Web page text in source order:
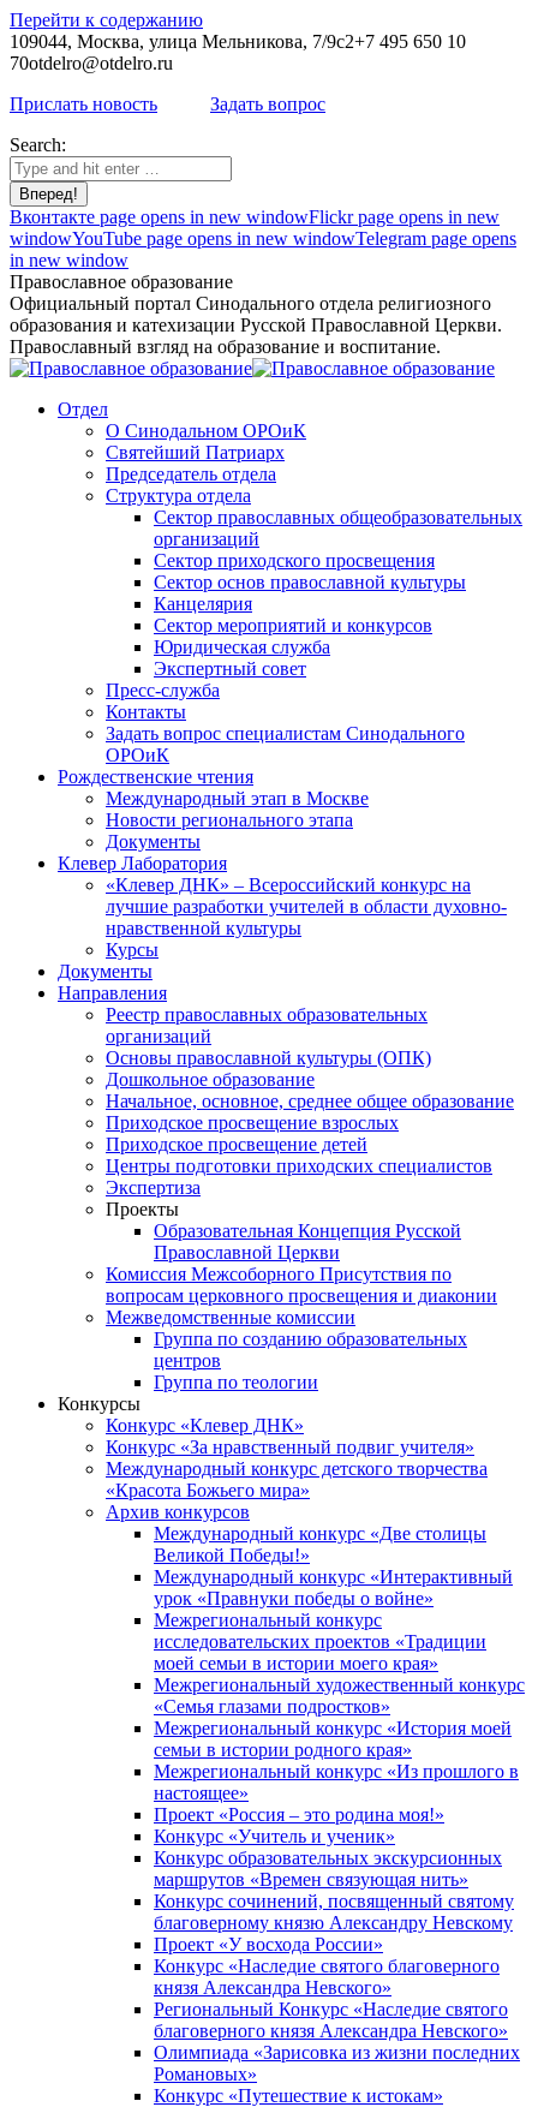
Перейти к содержанию
109044, Москва, улица Мельникова, 7/9с2+7 495 650 10
70otdelro@otdelro.ru
Прислать новость
Задать вопрос
Search:
Вконтакте page opens in new windowFlickr page opens in new
windowYouTube page opens in new windowTelegram page opens
in new window
Православное образование
Официальный портал Синодального отдела религиозного
образования и катехизации Русской Православной Церкви.
Православный взгляд на образование и воспитание.
Отдел
О Синодальном ОРОиК
Святейший Патриарх
Председатель отдела
Структура отдела
Сектор православных общеобразовательных
организаций
Сектор приходского просвещения
Сектор основ православной культуры
Канцелярия
Сектор мероприятий и конкурсов
Юридическая служба
Экспертный совет
Пресс-служба
Контакты
Задать вопрос специалистам Синодального
ОРОиК
Рождественские чтения
Международный этап в Москве
Новости регионального этапа
Документы
Клевер Лаборатория
«Клевер ДНК» – Всероссийский конкурс на
лучшие разработки учителей в области духовно-
нравственной культуры
Курсы
Документы
Направления
Реестр православных образовательных
организаций
Основы православной культуры (ОПК)
Дошкольное образование
Начальное, основное, среднее общее образование
Приходское просвещение взрослых
Приходское просвещение детей
Центры подготовки приходских специалистов
Экспертиза
Проекты
Образовательная Концепция Русской
Православной Церкви
Комиссия Межсоборного Присутствия по
вопросам церковного просвещения и диаконии
Межведомственные комиссии
Группа по созданию образовательных
центров
Группа по теологии
Конкурсы
Конкурс «Клевер ДНК»
Конкурс «За нравственный подвиг учителя»
Международный конкурс детского творчества
«Красота Божьего мира»
Архив конкурсов
Международный конкурс «Две столицы
Великой Победы!»
Международный конкурс «Интерактивный
урок «Правнуки победы о войне»
Межрегиональный конкурс
исследовательских проектов «Традиции
моей семьи в истории моего края»
Межрегиональный художественный конкурс
«Семья глазами подростков»
Межрегиональный конкурс «История моей
семьи в истории родного края»
Межрегиональный конкурс «Из прошлого в
настоящее»
Проект «Россия – это родина моя!»
Конкурс «Учитель и ученик»
Конкурс образовательных экскурсионных
маршрутов «Времен связующая нить»
Конкурс сочинений, посвященный святому
благоверному князю Александру Невскому
Проект «У восхода России»
Конкурс «Наследие святого благоверного
князя Александра Невского»
Региональный Конкурс «Наследие святого
благоверного князя Александра Невского»
Олимпиада «Зарисовка из жизни последних
Романовых»
Конкурс «Путешествие к истокам»